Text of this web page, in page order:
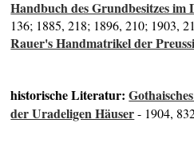
Handbuch des Grundbesitzes im
136; 1885, 218; 1896, 210; 1903,
Rauer's Handmatrikel der
historische Literatur:
der Uradeligen Häuser- 1904,